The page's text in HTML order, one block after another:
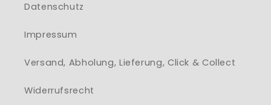
Datenschutz
Impressum
Versand, Abholung, Lieferung, Click & Collect
Widerrufsrecht